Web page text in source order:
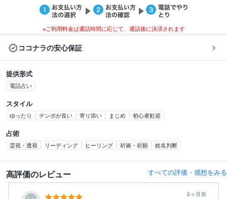
※ご利用料金は通話時間に応じて、通話後に決済されます
ココナラの安心保証
提供形式
電話占い
スタイル
ゆったり テンポが良い 寄り添い まじめ 初心者歓迎
占術
霊視・透視 リーディング ヒーリング 祈祷・祈願 姓名判断
高評価のレビュー すべての評価・感想をみる
2ヶ月前